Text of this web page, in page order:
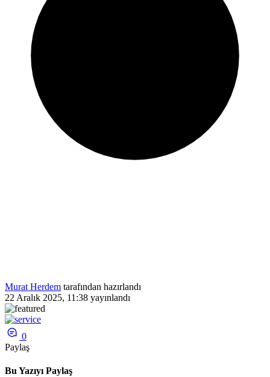
Murat Herdem tarafından hazırlandı
22 Aralık 2025, 11:38 yayınlandı
0
Paylaş
Bu Yazıyı Paylaş